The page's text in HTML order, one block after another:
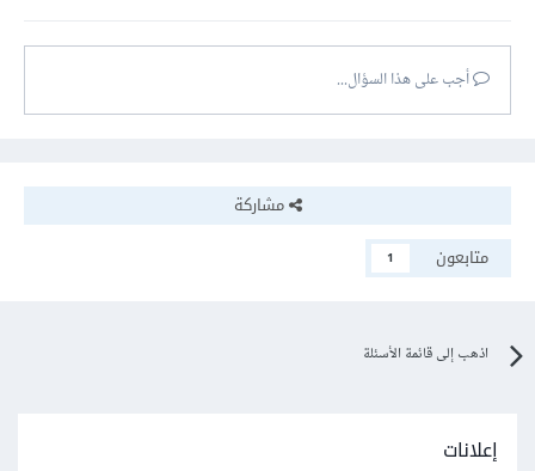
أجب على هذا السؤال...
مشاركة
متابعون
1
اذهب إلى قائمة الأسئلة
إعلانات